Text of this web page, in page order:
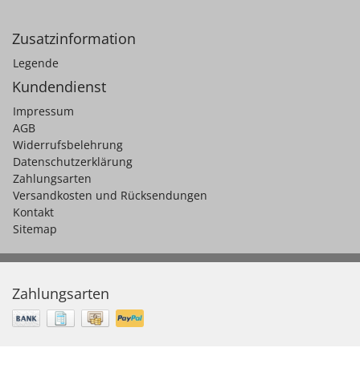
Zusatzinformation
Legende
Kundendienst
Impressum
AGB
Widerrufsbelehrung
Datenschutzerklärung
Zahlungsarten
Versandkosten und Rücksendungen
Kontakt
Sitemap
Zahlungsarten